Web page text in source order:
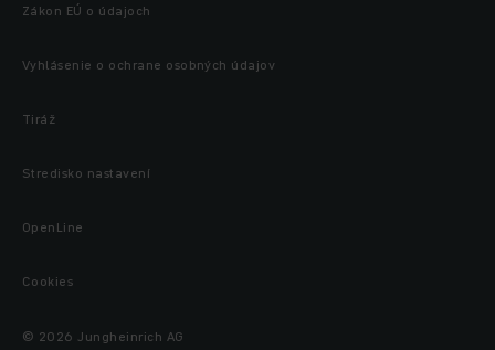
Zákon EÚ o údajoch
Vyhlásenie o ochrane osobných údajov
Tiráž
Stredisko nastavení
OpenLine
Cookies
© 2026 Jungheinrich AG